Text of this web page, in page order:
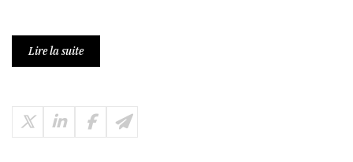
Lire la suite